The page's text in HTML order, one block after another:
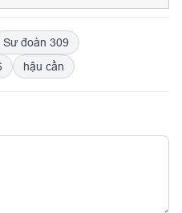
vụ Đảng ủy Quân
Sư đoàn 309
hậu cần